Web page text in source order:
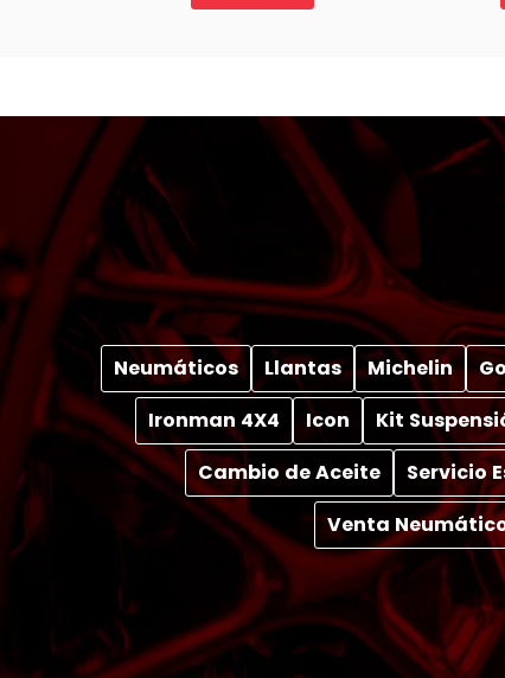
Neumáticos Llantas Michelin
Ironman 4X4
Icon Kit
Cambio de Aceite
Servicio
Venta